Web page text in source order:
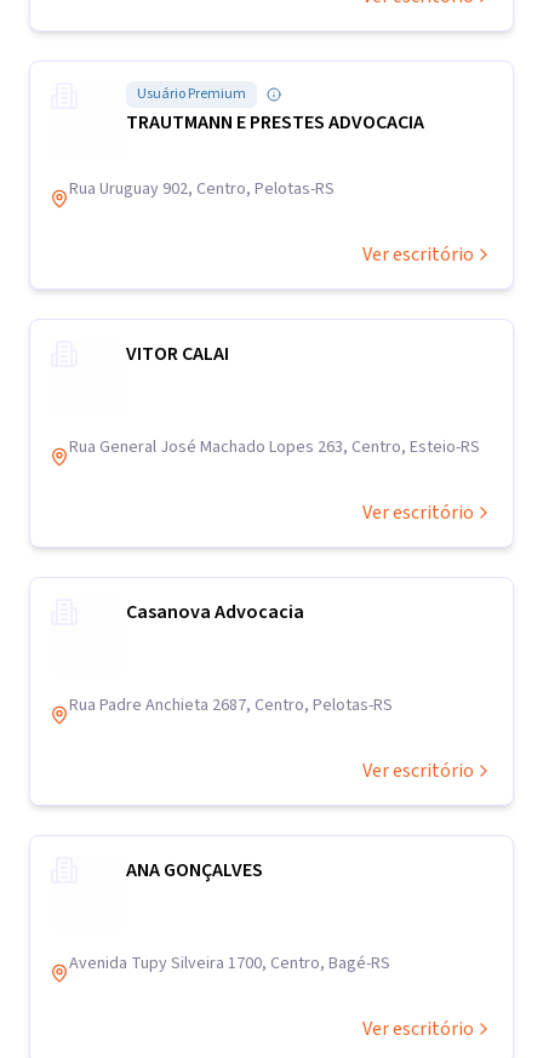
Usuário Premium
TRAUTMANN E PRESTES ADVOCACIA
Rua Uruguay 902, Centro, Pelotas-RS
Ver escritório
VITOR CALAI
Rua General José Machado Lopes 263, Centro, Esteio-RS
Ver escritório
Casanova Advocacia
Rua Padre Anchieta 2687, Centro, Pelotas-RS
Ver escritório
ANA GONÇALVES
Avenida Tupy Silveira 1700, Centro, Bagé-RS
Ver escritório